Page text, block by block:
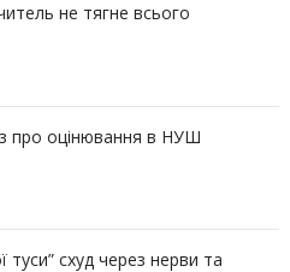
не тягне всього
про оцінювання в НУШ
туси” схуд через нерви та